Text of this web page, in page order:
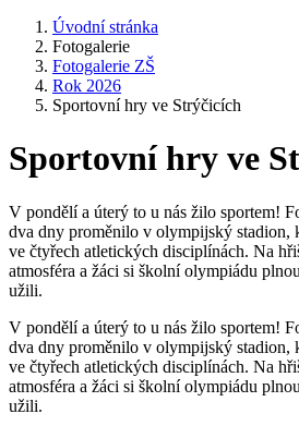
Úvodní stránka
Fotogalerie
Fotogalerie ZŠ
Rok 2026
Sportovní hry ve Strýčicích
Sportovní hry ve
V pondělí a úterý to u nás žilo sportem!
dva dny proměnilo v olympijský stadion,
ve čtyřech atletických disciplínách. Na
atmosféra a žáci si školní olympiádu
užili.
V pondělí a úterý to u nás žilo sportem!
dva dny proměnilo v olympijský stadion,
ve čtyřech atletických disciplínách. Na
atmosféra a žáci si školní olympiádu
užili.